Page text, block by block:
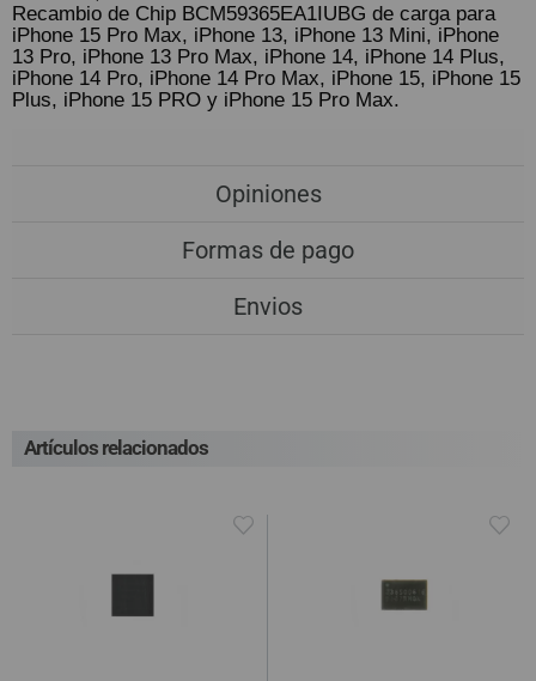
Recambio de Chip BCM59365EA1IUBG de carga para
iPhone 15 Pro Max, iPhone 13, iPhone 13 Mini, iPhone
13 Pro, iPhone 13 Pro Max, iPhone 14, iPhone 14 Plus,
iPhone 14 Pro, iPhone 14 Pro Max, iPhone 15, iPhone 15
Plus, iPhone 15 PRO y iPhone 15 Pro Max.
Opiniones
Formas de pago
Envios
Artículos relacionados